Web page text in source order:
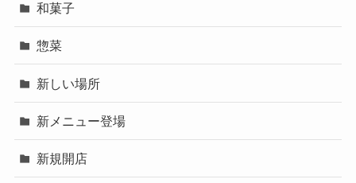
和菓子
惣菜
新しい場所
新メニュー登場
新規開店